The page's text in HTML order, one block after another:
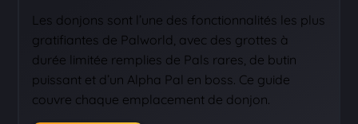
Les donjons sont l’une des fonctionnalités les plus
gratifiantes de Palworld, avec des grottes à
durée limitée remplies de Pals rares, de butin
puissant et d’un Alpha Pal en boss. Ce guide
couvre chaque emplacement de donjon.